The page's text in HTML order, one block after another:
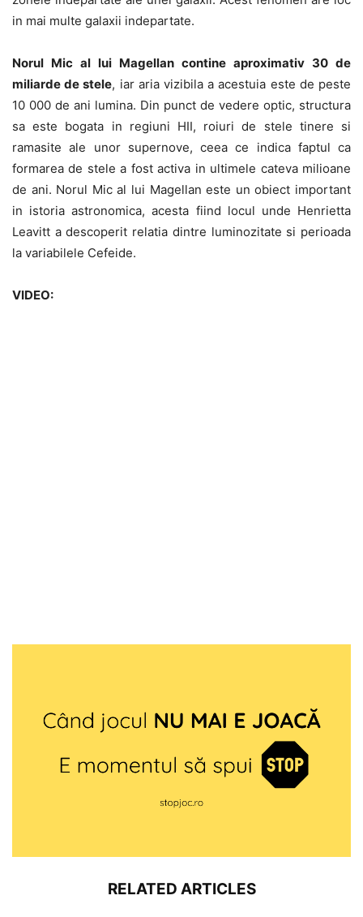
in mai multe galaxii indepartate.
Norul Mic al lui Magellan contine aproximativ 30 de
miliarde de stele, iar aria vizibila a acestuia este de peste
10 000 de ani lumina. Din punct de vedere optic, structura
sa este bogata in regiuni HII, roiuri de stele tinere si
ramasite ale unor supernove, ceea ce indica faptul ca
formarea de stele a fost activa in ultimele cateva milioane
de ani. Norul Mic al lui Magellan este un obiect important
in istoria astronomica, acesta fiind locul unde Henrietta
Leavitt a descoperit relatia dintre luminozitate si perioada
la variabilele Cefeide.
VIDEO:
RELATED ARTICLES